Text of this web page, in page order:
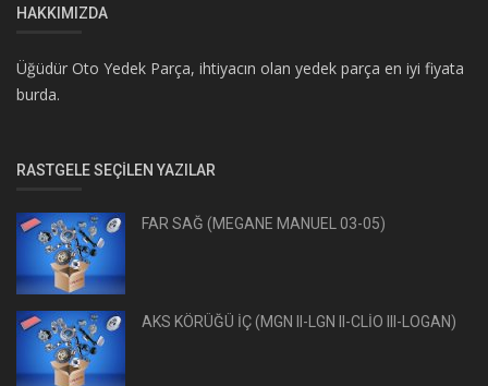
HAKKIMIZDA
Üğüdür Oto Yedek Parça, ihtiyacın olan yedek parça en iyi fiyata
burda.
RASTGELE SEÇILEN YAZILAR
FAR SAĞ (MEGANE MANUEL 03-05)
AKS KÖRÜĞÜ İÇ (MGN II-LGN II-CLİO III-LOGAN)